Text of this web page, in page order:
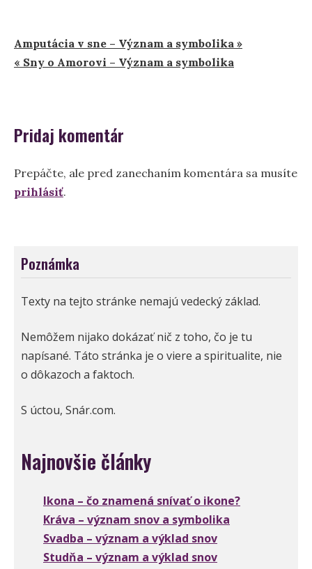
Navigácia
v
Amputácia v sne – Význam a symbolika »
« Sny o Amorovi – Význam a symbolika
Pridaj komentár
Prepáčte, ale pred zanechaním komentára sa musíte
prihlásiť.
Poznámka
Texty na tejto stránke nemajú vedecký základ.
Nemôžem nijako dokázať nič z toho, čo je tu
napísané. Táto stránka je o viere a spiritualite, nie
o dôkazoch a faktoch.
S úctou, Snár.com.
Najnovšie články
Ikona – čo znamená snívať o ikone?
Kráva – význam snov a symbolika
Svadba – význam a výklad snov
Studňa – význam a výklad snov